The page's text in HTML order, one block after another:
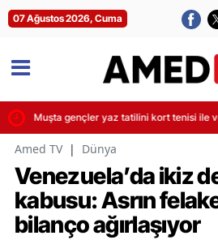
07 Ağustos 2026, Cuma
Muşta gençler yaz tatilini kort tenisi ile
Amed TV | Dünya
Venezuela’da ikiz
kabusu: Asrın
bilanço ağırlaşıyor